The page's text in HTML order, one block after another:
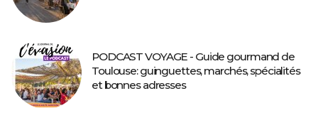
PODCAST VOYAGE - Guide gourmand de
Toulouse: guinguettes, marchés, spécialités
et bonnes adresses